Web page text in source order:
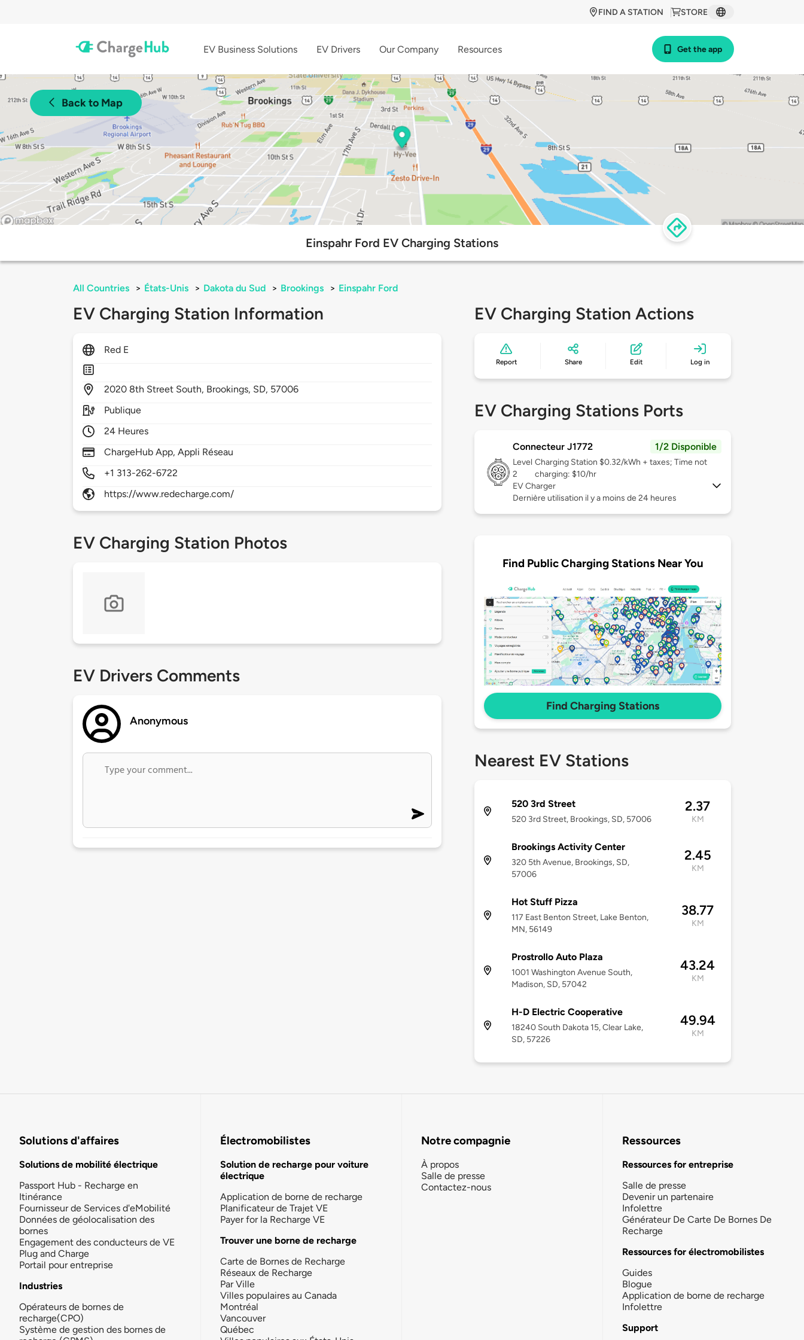
STORE
FIND A STATION
EV Business Solutions EV Drivers Our Company Resources Get the app
Back to Map
Einspahr Ford EV Charging Stations
All Countries > États-Unis > Dakota du Sud > Brookings > Einspahr Ford
EV Charging Station Information
Red E
2020 8th Street South, Brookings, SD, 57006
Publique
24 Heures
ChargeHub App, Appli Réseau
+1 313-262-6722
https://www.redecharge.com/
EV Charging Station Photos
EV Drivers Comments
Anonymous
EV Charging Station Actions
Report Share Edit Log in
EV Charging Stations Ports
Connecteur J1772 1/2 Disponible
Level
2
Charging Station $0.32/kWh + taxes; Time not
charging: $10/hr
EV Charger
Dernière utilisation il y a moins de 24 heures
Find Public Charging Stations Near You
Find Charging Stations
Nearest EV Stations
520 3rd Street
520 3rd Street, Brookings, SD, 57006
2.37
KM
Brookings Activity Center
320 5th Avenue, Brookings, SD,
57006
2.45
KM
Hot Stuff Pizza
117 East Benton Street, Lake Benton,
MN, 56149
38.77
KM
Prostrollo Auto Plaza
1001 Washington Avenue South,
Madison, SD, 57042
43.24
KM
H-D Electric Cooperative
18240 South Dakota 15, Clear Lake,
SD, 57226
49.94
KM
Solutions d'affaires
Solutions de mobilité électrique
Passport Hub - Recharge en
Itinérance
Fournisseur de Services d'eMobilité
Données de géolocalisation des
bornes
Engagement des conducteurs de VE
Plug and Charge
Portail pour entreprise
Industries
Opérateurs de bornes de
recharge(CPO)
Système de gestion des bornes de
Électromobilistes
Solution de recharge pour voiture
électrique
Application de borne de recharge
Planificateur de Trajet VE
Payer for la Recharge VE
Trouver une borne de recharge
Carte de Bornes de Recharge
Réseaux de Recharge
Par Ville
Villes populaires au Canada
Montréal
Vancouver
Québec
Notre compagnie
À propos
Salle de presse
Contactez-nous
Ressources
Ressources for entreprise
Salle de presse
Devenir un partenaire
Infolettre
Générateur De Carte De Bornes De
Recharge
Ressources for électromobilistes
Guides
Blogue
Application de borne de recharge
Infolettre
Support